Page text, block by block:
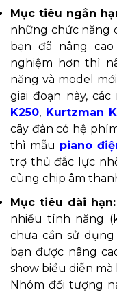
Mục tiêu ngắn
những chức năng
bạn đã nâng
nghiệm hơn thì
năng và model
giai đoạn này,
K250, Kurtzman
cây đàn có hệ
thì mẫu piano
trợ thủ đắc lực
cùng chip âm
Mục tiêu dài hạn:
nhiều tính năng
chưa cần sử
bạn được nâng
show biểu diễn mà
Nhóm đối tượng